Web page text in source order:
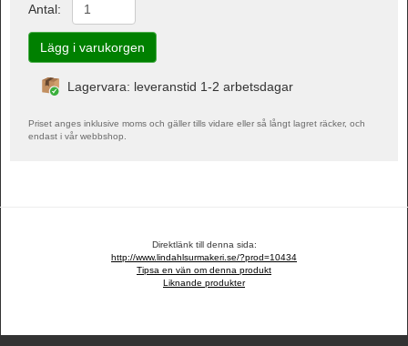
Antal:
Lagervara: leveranstid 1-2 arbetsdagar
Priset anges inklusive moms och gäller tills vidare eller så långt lagret räcker, och
endast i vår webbshop.
Direktlänk till denna sida:
http://www.lindahlsurmakeri.se/?prod=10434
Tipsa en vän om denna produkt
Liknande produkter